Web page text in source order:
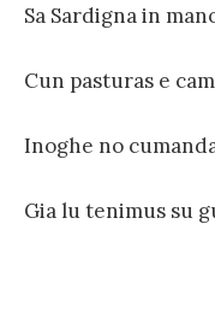
Sa Sardigna in
Cun pasturas e
Inoghe no
Gia lu tenimus su